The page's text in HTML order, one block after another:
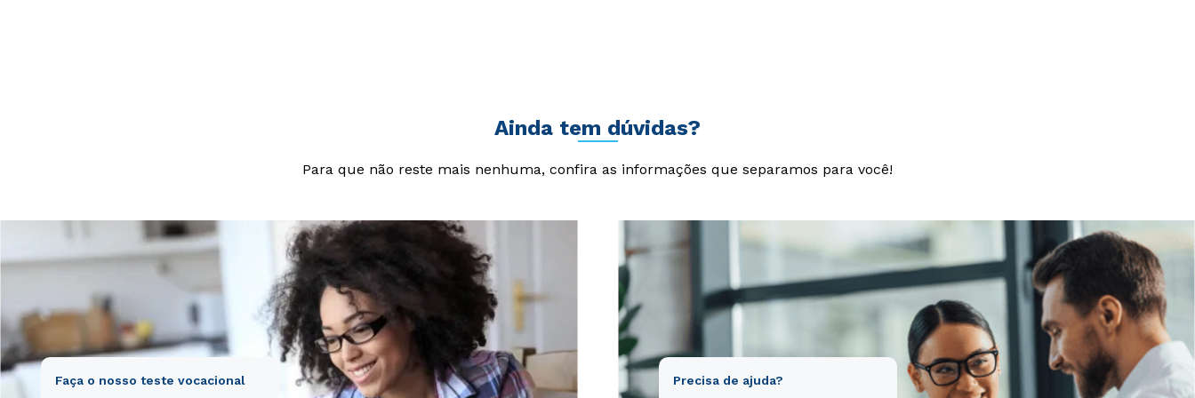
Ainda tem dúvidas?
Para que não reste mais nenhuma, confira as informações que separamos para você!
Faça o nosso teste vocacional Precisa de ajuda?